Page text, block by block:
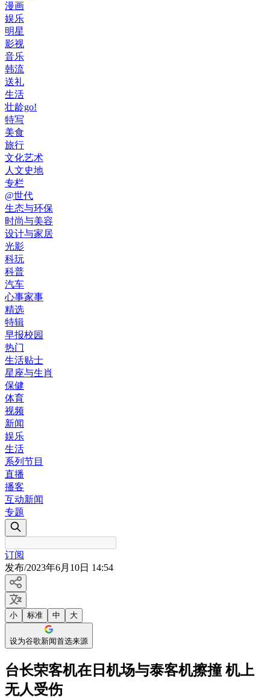
漫画
娱乐
明星
影视
音乐
韩流
送礼
生活
壮龄go!
特写
美食
旅行
文化艺术
人文史地
专栏
@世代
生态与环保
时尚与美容
设计与家居
光影
科玩
科普
汽车
心事家事
精选
特辑
早报校园
热门
生活贴士
星座与生肖
保健
体育
视频
新闻
娱乐
生活
系列节目
直播
播客
互动新闻
专题
订阅
发布/2023年6月10日 14:54
小 标准 中 大
设为谷歌新闻首选来源
台长荣客机在日机场与泰客机擦撞 机上
无人受伤